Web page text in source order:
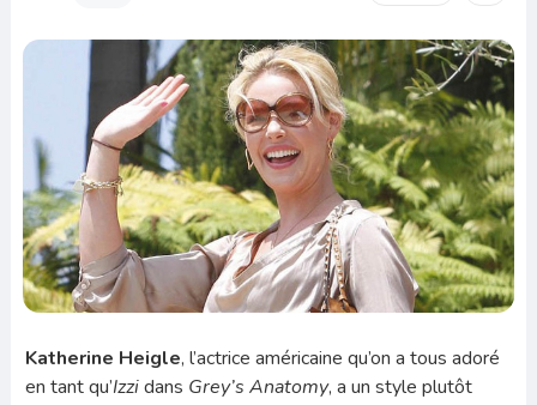
Katherine Heigle, l’actrice américaine qu’on a tous adoré
en tant qu’Izzidans Grey’s Anatomy, a un style plutôt